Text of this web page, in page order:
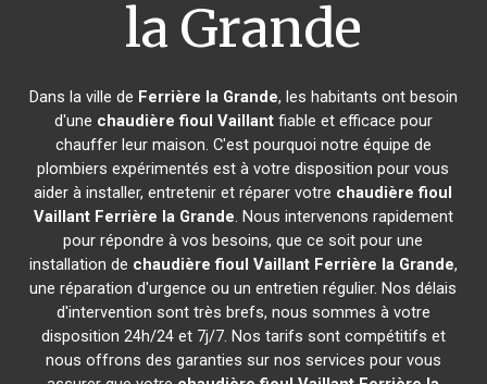
la Grande
Dans la ville de Ferrière la Grande, les habitants ont besoin
d'une chaudière fioul Vaillantfiable et efficace pour
chauffer leur maison. C'est pourquoi notre équipe de
plombiers expérimentés est à votre disposition pour vous
aider à installer, entretenir et réparer votre chaudière fioul
Vaillant Ferrière la Grande. Nous intervenons rapidement
pour répondre à vos besoins, que ce soit pour une
installation de chaudière fioul Vaillant Ferrière la Grande,
une réparation d'urgence ou un entretien régulier. Nos délais
d'intervention sont très brefs, nous sommes à votre
disposition 24h/24 et 7j/7. Nos tarifs sont compétitifs et
nous offrons des garanties sur nos services pour vous